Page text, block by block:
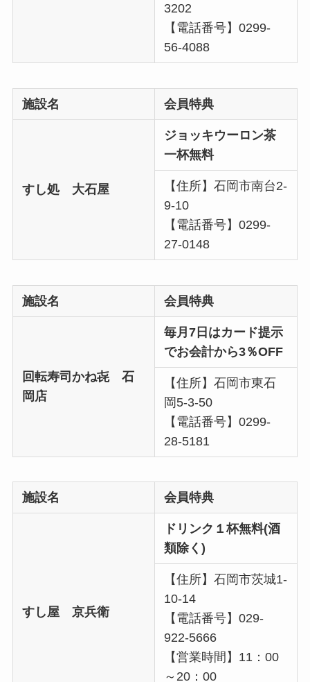
3202
【電話番号】0299-
56-4088
施設名 会員特典
すし処 大石屋
ジョッキウーロン茶
一杯無料
【住所】石岡市南台2-
9-10
【電話番号】0299-
27-0148
施設名 会員特典
回転寿司かね㐂 石
岡店
毎月7日はカード提示
でお会計から3％OFF
【住所】石岡市東石
岡5-3-50
【電話番号】0299-
28-5181
施設名 会員特典
すし屋 京兵衛
ドリンク１杯無料(酒
類除く)
【住所】石岡市茨城1-
10-14
【電話番号】029-
922-5666
【営業時間】11：00
～20：00